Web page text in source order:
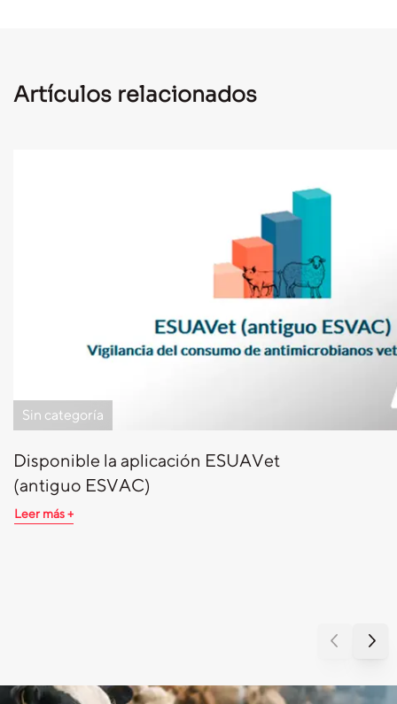
Artículos relacionados
Sin categoría
Disponible la aplicación ESUAVet
(antiguo ESVAC)
Leer más +